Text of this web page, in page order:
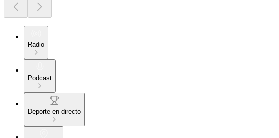
Radio
Podcast
Deporte en directo